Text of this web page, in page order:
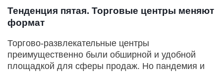
Тенденция пятая. Торговые центры меняют
формат
Торгово-развлекательные центры
преимущественно были обширной и удобной
площадкой для сферы продаж. Но пандемия и